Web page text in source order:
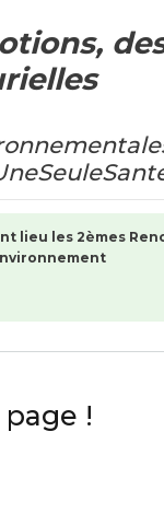
lieu les 2èmes
!